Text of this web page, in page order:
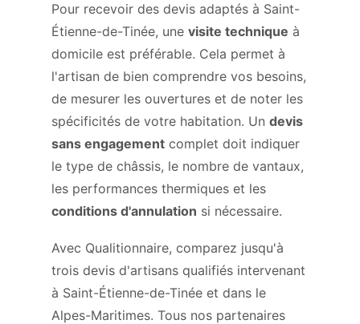
Pour recevoir des devis adaptés à Saint-
Étienne-de-Tinée, une visite technique à
domicile est préférable. Cela permet à
l'artisan de bien comprendre vos besoins,
de mesurer les ouvertures et de noter les
spécificités de votre habitation. Un devis
sans engagement complet doit indiquer
le type de châssis, le nombre de vantaux,
les performances thermiques et les
conditions d'annulation si nécessaire.
Avec Qualitionnaire, comparez jusqu'à
trois devis d'artisans qualifiés intervenant
à Saint-Étienne-de-Tinée et dans le
Alpes-Maritimes. Tous nos partenaires